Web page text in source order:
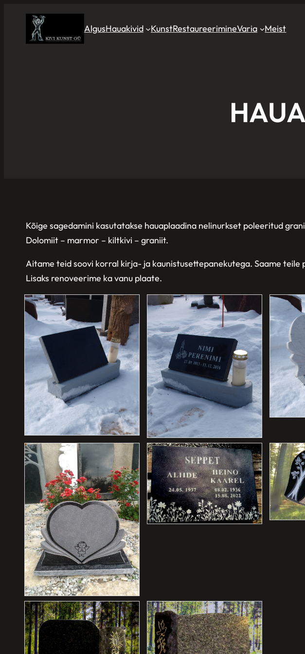
AlgusHauakivid KunstRestaureerimineVaria Meist
Kõige sagedamini kasutatakse hauaplaadina nelinurkset poleeritud
Dolomiit – marmor – kiltkivi – graniit.
Aitame teid soovi korral kirja- ja kaunistusettepanekutega. Saame
Lisaks renoveerime ka vanu plaate.